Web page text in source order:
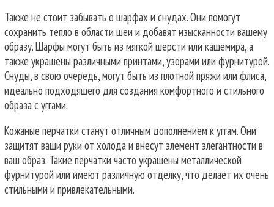
Также не стоит забывать о шарфах и снудах. Они помогут
сохранить тепло в области шеи и добавят изысканности вашему
образу. Шарфы могут быть из мягкой шерсти или кашемира, а
также украшены различными принтами, узорами или фурнитурой.
Снуды, в свою очередь, могут быть из плотной пряжи или флиса,
идеально подходящего для создания комфортного и стильного
образа с уггами.
Кожаные перчатки станут отличным дополнением к уггам. Они
защитят ваши руки от холода и внесут элемент элегантности в
ваш образ. Такие перчатки часто украшены металлической
фурнитурой или имеют различную отделку, что делает их очень
стильными и привлекательными.